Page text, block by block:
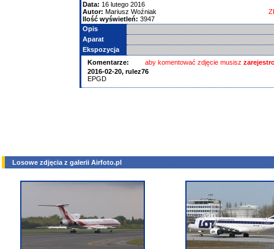
Data: 16 lutego 2016
Autor: Mariusz Woźniak
Ilość wyświetleń: 3947
Opis
Aparat
Ekspozycja
Komentarze:
aby komentować zdjęcie musisz
2016-02-20, rulez76
EPGD
Losowe zdjęcia z galerii Airfoto.pl